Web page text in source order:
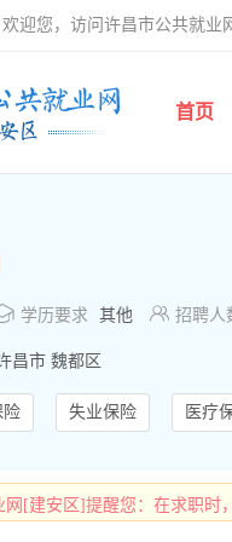
欢迎您，访问许昌市公共就业
首页
学历要求 其他  招聘人
昌市 魏都区
险 失业保险 医疗
网[建安区]提醒您：在求职时